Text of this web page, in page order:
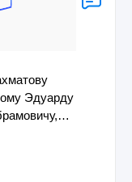
Эдуарду